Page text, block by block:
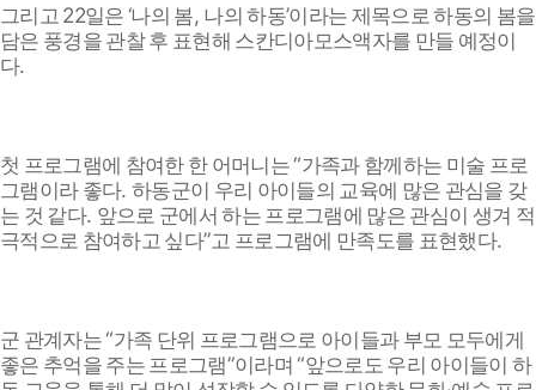
그리고 22일은‘나의 봄, 나의 하동’이라는 제목으로 하동의 봄을
담은 풍경을 관찰 후 표현해 스칸디아모스액자를 만들 예정이
다.
첫 프로그램에 참여한 한 어머니는“가족과 함께하는 미술 프로
그램이라 좋다.하동군이 우리 아이들의 교육에 많은 관심을 갖
는 것 같다. 앞으로 군에서 하는 프로그램에 많은 관심이 생겨 적
극적으로 참여하고 싶다”고 프로그램에 만족도를 표현했다.
군 관계자는“가족 단위 프로그램으로 아이들과 부모 모두에게
좋은 추억을 주는 프로그램”이라며“앞으로도 우리 아이들이 하